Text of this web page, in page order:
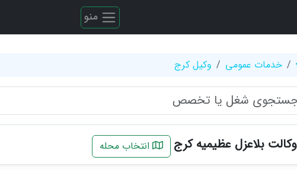
منو
خدمات عمومی وکیل کرج
وکالت بلاعزل عظیمیه کرج انتخاب محله